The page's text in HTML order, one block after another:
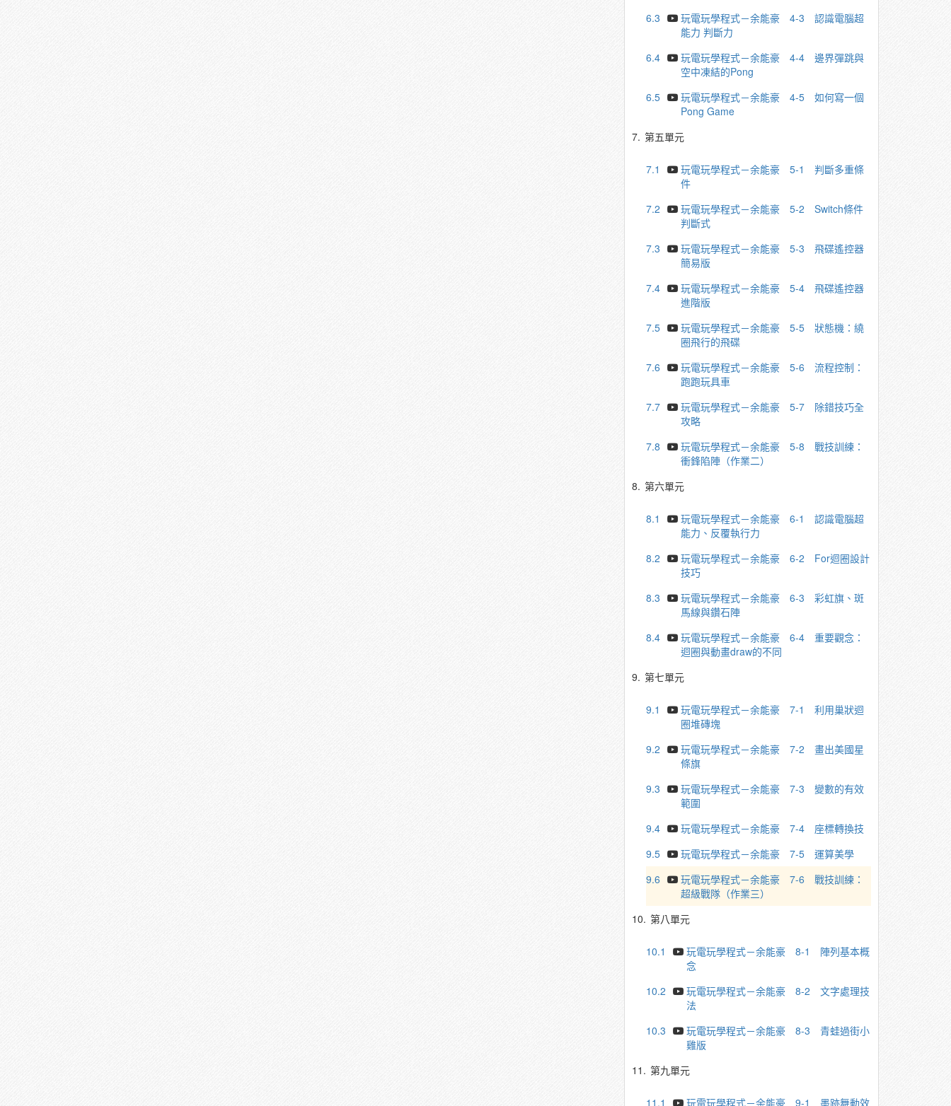
6.3
玩電玩學程式－余能豪 4-3 認識電腦超
能力 判斷力
6.4
玩電玩學程式－余能豪 4-4 邊界彈跳與
空中凍結的Pong
6.5
玩電玩學程式－余能豪 4-5 如何寫一個
Pong Game
7. 第五單元
7.1
玩電玩學程式－余能豪 5-1 判斷多重條
件
7.2
玩電玩學程式－余能豪 5-2 Switch條件
判斷式
7.3
玩電玩學程式－余能豪 5-3 飛碟遙控器
簡易版
7.4
玩電玩學程式－余能豪 5-4 飛碟遙控器
進階版
7.5
玩電玩學程式－余能豪 5-5 狀態機：繞
圈飛行的飛碟
7.6
玩電玩學程式－余能豪 5-6 流程控制：
跑跑玩具車
7.7
玩電玩學程式－余能豪 5-7 除錯技巧全
攻略
7.8
玩電玩學程式－余能豪 5-8 戰技訓練：
衝鋒陷陣（作業二）
8. 第六單元
8.1
玩電玩學程式－余能豪 6-1 認識電腦超
能力、反覆執行力
8.2
玩電玩學程式－余能豪 6-2 For迴圈設計
技巧
8.3
玩電玩學程式－余能豪 6-3 彩虹旗、斑
馬線與鑽石陣
8.4
玩電玩學程式－余能豪 6-4 重要觀念：
迴圈與動畫draw的不同
9. 第七單元
9.1
玩電玩學程式－余能豪 7-1 利用巢狀迴
圈堆磚塊
9.2
玩電玩學程式－余能豪 7-2 畫出美國星
條旗
9.3
玩電玩學程式－余能豪 7-3 變數的有效
範圍
9.4
玩電玩學程式－余能豪 7-4 座標轉換技
9.5
玩電玩學程式－余能豪 7-5 運算美學
9.6
玩電玩學程式－余能豪 7-6 戰技訓練：
超級戰隊（作業三）
10. 第八單元
10.1
玩電玩學程式－余能豪 8-1 陣列基本概
念
10.2
玩電玩學程式－余能豪 8-2 文字處理技
法
10.3
玩電玩學程式－余能豪 8-3 青蛙過街小
雞版
11. 第九單元
11.1 玩電玩學程式－余能豪 9-1 墨跡舞動效